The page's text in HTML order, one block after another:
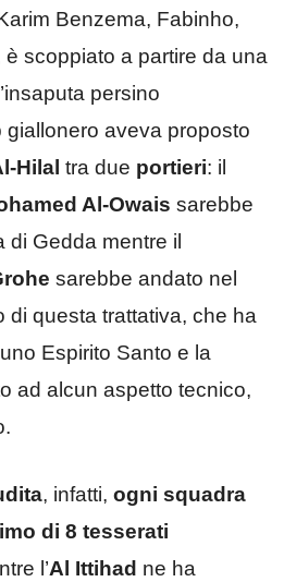
Benzema, Fabinho,
è scoppiato a partire da una
persino
giallonero aveva proposto
Hilal tra due portieri: il
Al-Owais sarebbe
di Gedda mentre il
sarebbe andato nel
di questa trattativa, che ha
Espirito Santo e la
ad alcun aspetto tecnico,
, infatti, ogni squadra
di 8 tesserati
l’Al Ittihad ne ha